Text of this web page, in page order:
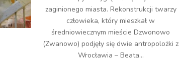
zaginionego miasta. Rekonstrukcji twarzy
człowieka, który mieszkał w
średniowiecznym mieście Dzwonowo
(Zwanowo) podjęły się dwie antropolożki z
Wrocławia – Beata...